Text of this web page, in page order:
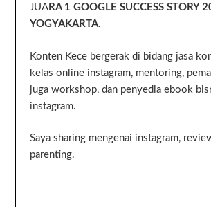
JUA RA 1 GOOGLE SUCCESS STORY
YOGYAKARTA.
Konten Kece bergerak di bidang jasa
kelas online instagram, mentoring,
juga workshop, dan penyedia ebook
instagram.
Saya sharing mengenai instagram,
parenting.